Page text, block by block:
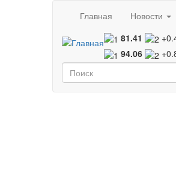
Главная
Новости
81.41
94.06
Форма
Поиск